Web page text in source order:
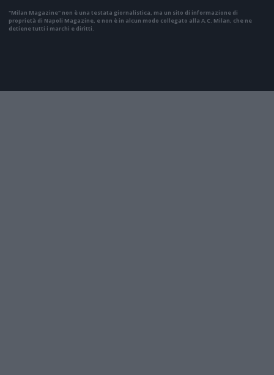
"Milan Magazine" non è una testata giornalistica, ma un sito di informazione di
proprietà di Napoli Magazine, e non è in alcun modo collegato alla A.C. Milan, che ne
detiene tutti i marchi e diritti.